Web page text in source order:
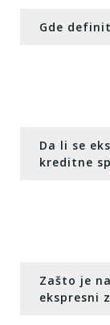
Gde
Da li se
kreditne
Zašto je
ekspresni